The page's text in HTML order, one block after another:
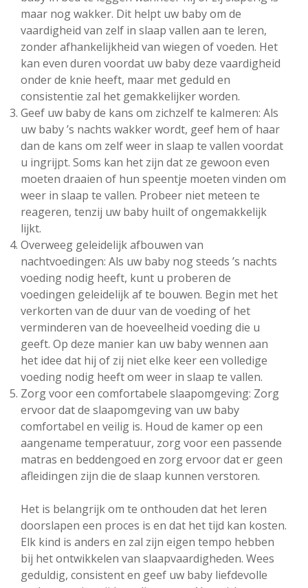
maar nog wakker. Dit helpt uw baby om de
vaardigheid van zelf in slaap vallen aan te leren,
zonder afhankelijkheid van wiegen of voeden. Het
kan even duren voordat uw baby deze vaardigheid
onder de knie heeft, maar met geduld en
consistentie zal het gemakkelijker worden.
Geef uw baby de kans om zichzelf te kalmeren: Als
uw baby ’s nachts wakker wordt, geef hem of haar
dan de kans om zelf weer in slaap te vallen voordat
u ingrijpt. Soms kan het zijn dat ze gewoon even
moeten draaien of hun speentje moeten vinden om
weer in slaap te vallen. Probeer niet meteen te
reageren, tenzij uw baby huilt of ongemakkelijk
lijkt.
Overweeg geleidelijk afbouwen van
nachtvoedingen: Als uw baby nog steeds ’s nachts
voeding nodig heeft, kunt u proberen de
voedingen geleidelijk af te bouwen. Begin met het
verkorten van de duur van de voeding of het
verminderen van de hoeveelheid voeding die u
geeft. Op deze manier kan uw baby wennen aan
het idee dat hij of zij niet elke keer een volledige
voeding nodig heeft om weer in slaap te vallen.
Zorg voor een comfortabele slaapomgeving: Zorg
ervoor dat de slaapomgeving van uw baby
comfortabel en veilig is. Houd de kamer op een
aangename temperatuur, zorg voor een passende
matras en beddengoed en zorg ervoor dat er geen
afleidingen zijn die de slaap kunnen verstoren.
Het is belangrijk om te onthouden dat het leren
doorslapen een proces is en dat het tijd kan kosten.
Elk kind is anders en zal zijn eigen tempo hebben
bij het ontwikkelen van slaapvaardigheden. Wees
geduldig, consistent en geef uw baby liefdevolle